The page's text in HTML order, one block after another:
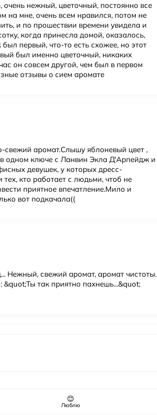
нежный, цветочный, постоянно все
на мне, очень всем нравился, потом не
и по прошествии времени увидела и
когда принесла домой, оказалось,
первый, что-то есть схожее, но этот
был именно цветочный, никаких
он совсем другой, чем был в первом
отзывы о сием аромате
свежий аромат.Слышу яблоневый цвет ,
одном ключе с Ланвин Экла Д'Арпейдж и
девушек, у которых дресс-
тех, кто работает с людьми, чтоб не
приятное впечатление.Мило и
вот подкачала((
Нежный, свежий аромат, аромат чистоты.
так приятно пахнешь...&quot;
😊
Люблю